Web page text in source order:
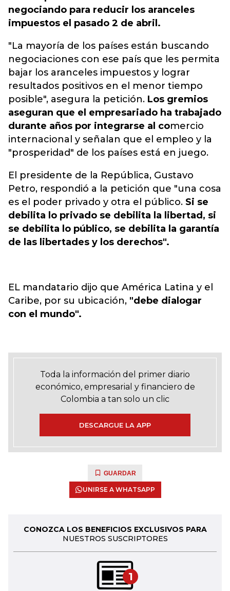
negociando para reducir los aranceles
impuestos el pasado 2 de abril.
"La mayoría de los países están buscando
negociaciones con ese país que les permita
bajar los aranceles impuestos y lograr
resultados positivos en el menor tiempo
posible", asegura la petición. Los gremios
aseguran que el empresariado ha trabajado
durante años por integrarse al comercio
internacional y señalan que el empleo y la
"prosperidad" de los países está en juego.
El presidente de la República, Gustavo
Petro, respondió a la petición que "una cosa
es el poder privado y otra el público. Si se
debilita lo privado se debilita la libertad, si
se debilita lo público, se debilita la garantía
de las libertades y los derechos".
EL mandatario dijo que América Latina y el
Caribe, por su ubicación, "debe dialogar
con el mundo".
Toda la información del primer diario
económico, empresarial y financiero de
Colombia a tan solo un clic
DESCARGUE LA APP
GUARDAR
UNIRSE A WHATSAPP
CONOZCA LOS BENEFICIOS EXCLUSIVOS PARA
NUESTROS SUSCRIPTORES
1